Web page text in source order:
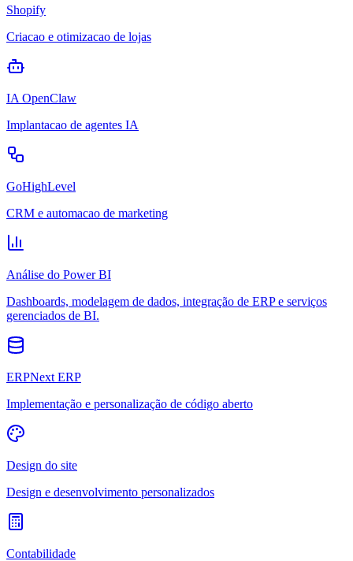
Shopify
Criacao e otimizacao de lojas
IA OpenClaw
Implantacao de agentes IA
GoHighLevel
CRM e automacao de marketing
Análise do Power BI
Dashboards, modelagem de dados, integração de ERP e serviços
gerenciados de BI.
ERPNext ERP
Implementação e personalização de código aberto
Design do site
Design e desenvolvimento personalizados
Contabilidade